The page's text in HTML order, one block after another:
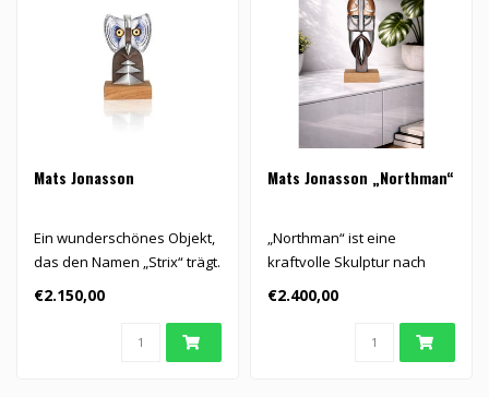
Mats Jonasson
Ein wunderschönes Objekt,
das den Namen „Strix“ trägt.
Es wurde von Mats J..
€2.150,00
Mats Jonasson „Northman“
„Northman“ ist eine
kraftvolle Skulptur nach
einem Entwurf von Mats
Jonasson..
€2.400,00